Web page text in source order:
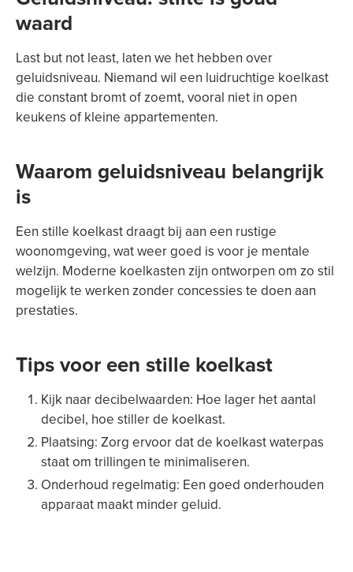
waard
Last but not least, laten we het hebben over
geluidsniveau. Niemand wil een luidruchtige koelkast
die constant bromt of zoemt, vooral niet in open
keukens of kleine appartementen.
Waarom geluidsniveau belangrijk
is
Een stille koelkast draagt bij aan een rustige
woonomgeving, wat weer goed is voor je mentale
welzijn. Moderne koelkasten zijn ontworpen om zo stil
mogelijk te werken zonder concessies te doen aan
prestaties.
Tips voor een stille koelkast
Kijk naar decibelwaarden: Hoe lager het aantal
decibel, hoe stiller de koelkast.
Plaatsing: Zorg ervoor dat de koelkast waterpas
staat om trillingen te minimaliseren.
Onderhoud regelmatig: Een goed onderhouden
apparaat maakt minder geluid.